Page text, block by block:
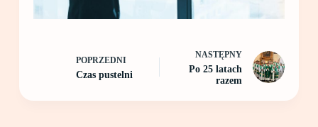
POPRZEDNI
Czas pustelni
NASTĘPNY
Po 25 latach
razem